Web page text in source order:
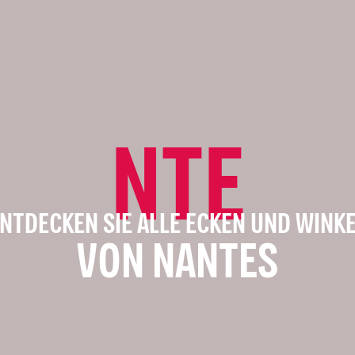
NTE
SIE ALLE ECKEN UND
VON NANTES